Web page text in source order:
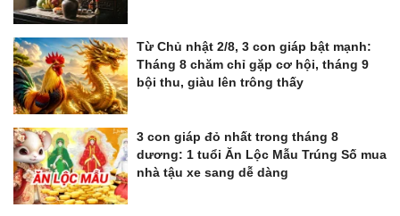
Từ Chủ nhật 2/8, 3 con giáp bật mạnh:
Tháng 8 chăm chỉ gặp cơ hội, tháng 9
bội thu, giàu lên trông thấy
3 con giáp đỏ nhất trong tháng 8
dương: 1 tuổi Ăn Lộc Mẫu Trúng Số mua
nhà tậu xe sang dễ dàng